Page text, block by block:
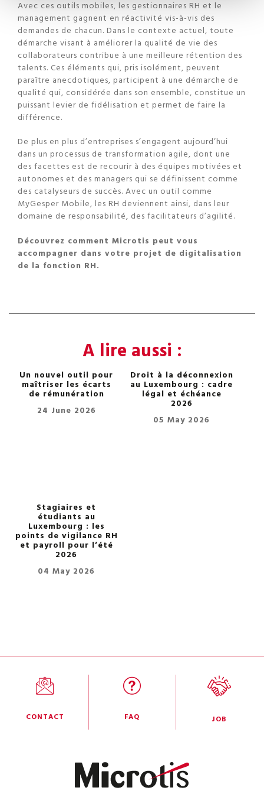
Avec ces outils mobiles, les gestionnaires RH et le
management gagnent en réactivité vis-à-vis des
demandes de chacun. Dans le contexte actuel, toute
démarche visant à améliorer la qualité de vie des
collaborateurs contribue à une meilleure rétention des
talents. Ces éléments qui, pris isolément, peuvent
paraître anecdotiques, participent à une démarche de
qualité qui, considérée dans son ensemble, constitue un
puissant levier de fidélisation et permet de faire la
différence.
De plus en plus d’entreprises s’engagent aujourd’hui
dans un processus de transformation agile, dont une
des facettes est de recourir à des équipes motivées et
autonomes et des managers qui se définissent comme
des catalyseurs de succès. Avec un outil comme
MyGesper Mobile, les RH deviennent ainsi, dans leur
domaine de responsabilité, des facilitateurs d’agilité.
Découvrez comment Microtis peut vous
accompagner dans votre projet de digitalisation
de la fonction RH.
A lire aussi :
Un nouvel outil pour
maîtriser les écarts
de rémunération
24 June 2026
Droit à la déconnexion
au Luxembourg : cadre
légal et échéance
2026
05 May 2026
Stagiaires et
étudiants au
Luxembourg : les
points de vigilance RH
et payroll pour l’été
2026
04 May 2026
CONTACT FAQ JOB